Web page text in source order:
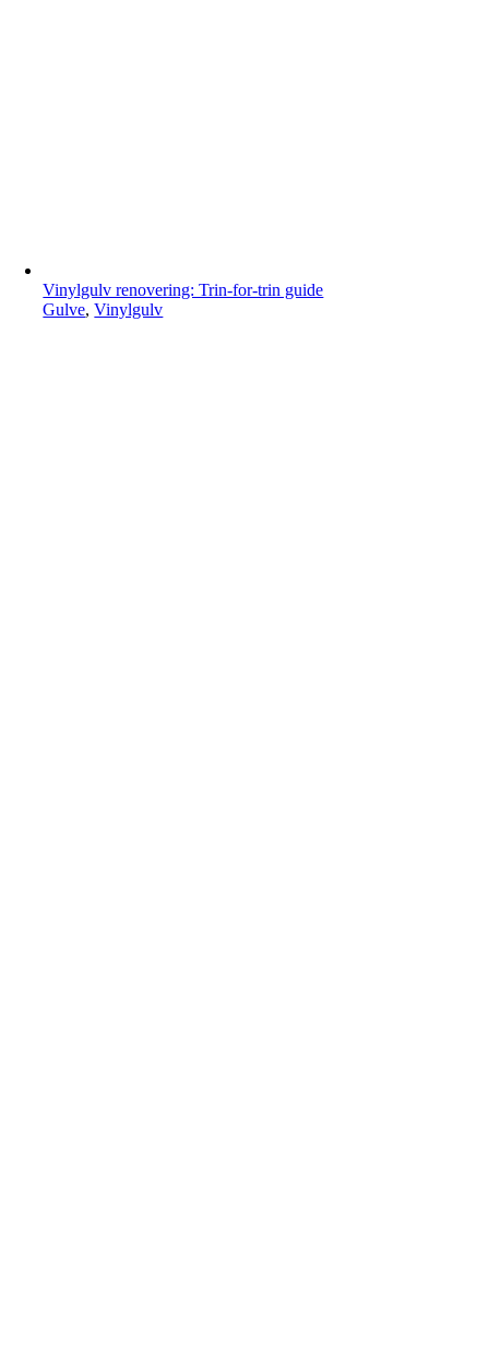
Vinylgulv renovering: Trin-for-trin guide
Gulve,Vinylgulv